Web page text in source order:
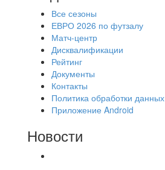
Все сезоны
ЕВРО 2026 по футзалу
Матч-центр
Дисквалификации
Рейтинг
Документы
Контакты
Политика обработки данных
Приложение Android
Новости